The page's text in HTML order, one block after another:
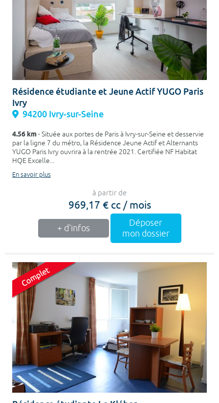
Résidence étudiante et Jeune Actif YUGO Paris
Ivry
94200 Ivry-sur-Seine
4.56 km- Située aux portes de Paris à Ivry-sur-Seine et desservie
par la ligne 7 du métro, la Résidence Jeune Actif et Alternants
YUGO Paris Ivry ouvrira à la rentrée 2021. Certifiée NF Habitat
HQE Excelle...
En savoir plus
à partir de
969,17 € cc / mois
+ d'infos
Déposer
mon dossier